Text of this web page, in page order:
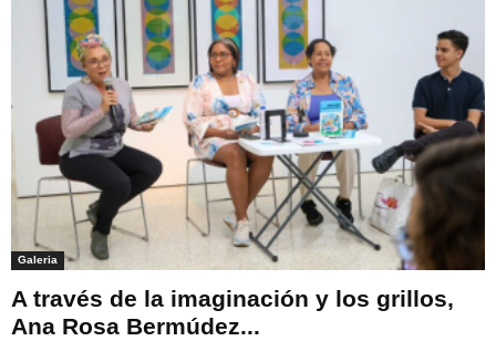
Galeria
A través de la imaginación y los grillos,
Ana Rosa Bermúdez...